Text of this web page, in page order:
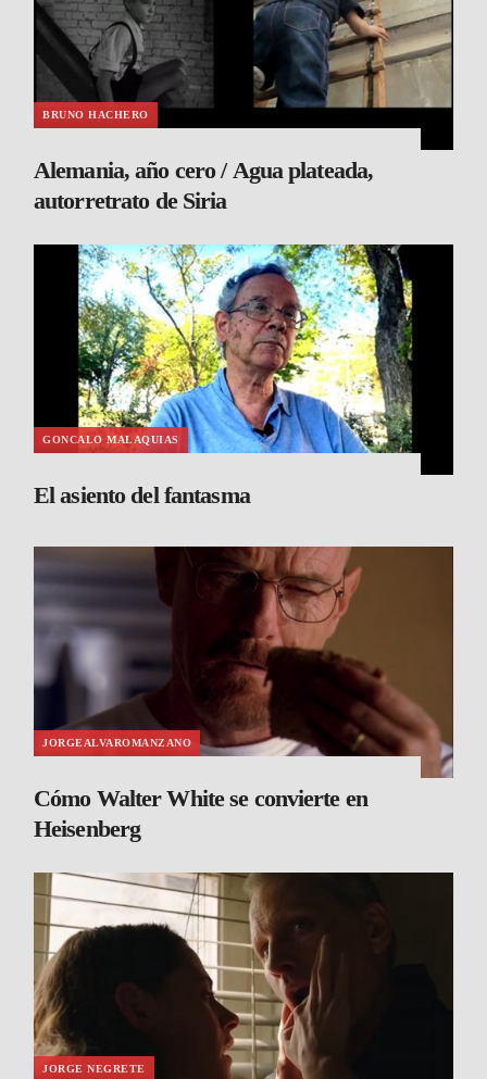
BRUNO HACHERO
Alemania, año cero / Agua plateada,
autorretrato de Siria
GONCALO MALAQUIAS
El asiento del fantasma
JORGEALVAROMANZANO
Cómo Walter White se convierte en
Heisenberg
JORGE NEGRETE